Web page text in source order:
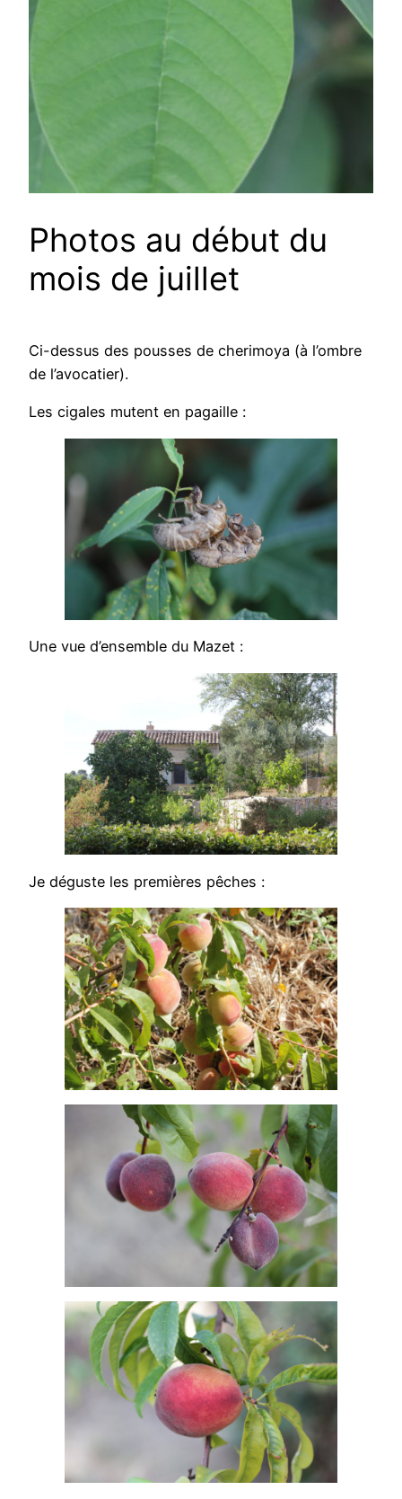
Photos au début du
mois de juillet
Ci-dessus des pousses de cherimoya (à l’ombre
de l’avocatier).
Les cigales mutent en pagaille :
Une vue d’ensemble du Mazet :
Je déguste les premières pêches :